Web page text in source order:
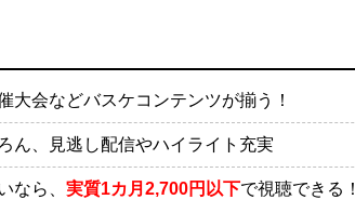
大会などバスケコンテンツが揃う！
ん、見逃し配信やハイライト充実
なら、 実質1カ月2,700円以下で視聴できる！